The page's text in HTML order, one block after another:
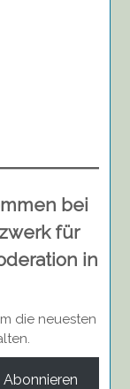
bei
für
in
die neuesten
Abonnieren